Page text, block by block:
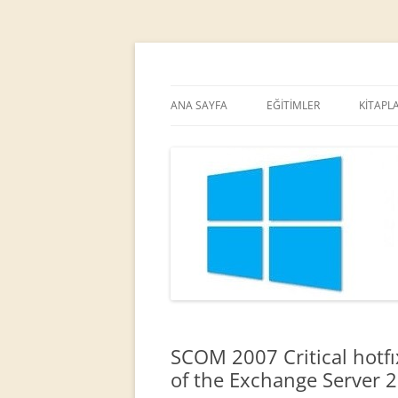
ANA SAYFA EĞİTİMLER
SCOM 2007 Critical
of the Exchange Server